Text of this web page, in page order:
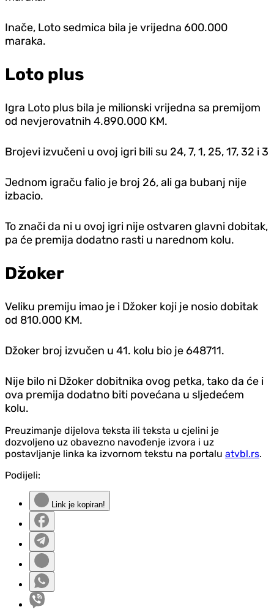
Inače, Loto sedmica bila je vrijedna 600.000
maraka.
Loto plus
Igra Loto plus bila je milionski vrijedna sa premijom
od nevjerovatnih 4.890.000 KM.
Brojevi izvučeni u ovoj igri bili su 24, 7, 1, 25, 17, 32 i 3
Jednom igraču falio je broj 26, ali ga bubanj nije
izbacio.
To znači da ni u ovoj igri nije ostvaren glavni dobitak,
pa će premija dodatno rasti u narednom kolu.
Džoker
Veliku premiju imao je i Džoker koji je nosio dobitak
od 810.000 KM.
Džoker broj izvučen u 41. kolu bio je 648711.
Nije bilo ni Džoker dobitnika ovog petka, tako da će i
ova premija dodatno biti povećana u sljedećem
kolu.
Preuzimanje dijelova teksta ili teksta u cjelini je
dozvoljeno uz obavezno navođenje izvora i uz
postavljanje linka ka izvornom tekstu na portalu atvbl.rs.
Podijeli:
Link je kopiran!